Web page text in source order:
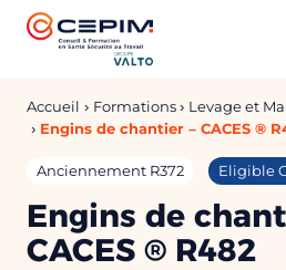
Accueil Formations
Levage et
Engins de chantier – CACES ®
Anciennement R372 Eligible
Engins de
CACES ® R482
Panneau de gestion des cookies